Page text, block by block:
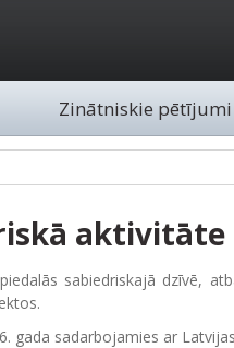
Zinātniskie pētījumi
aktivitāte
sabiedriskajā dzīvē,
gada sadarbojamies ar